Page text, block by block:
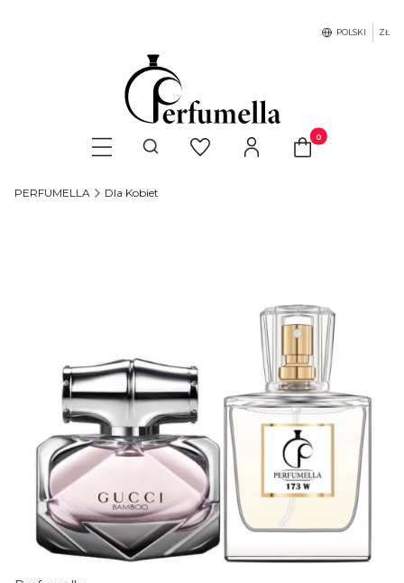
POLSKI ZŁ
Otwórz wyszukiwarkę Produkty w
PERFUMELLA Dla Kobiet